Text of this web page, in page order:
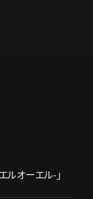
オーエル-」